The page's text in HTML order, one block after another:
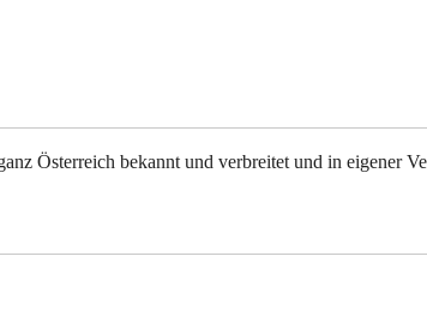
Österreich bekannt und verbreitet und in eigener